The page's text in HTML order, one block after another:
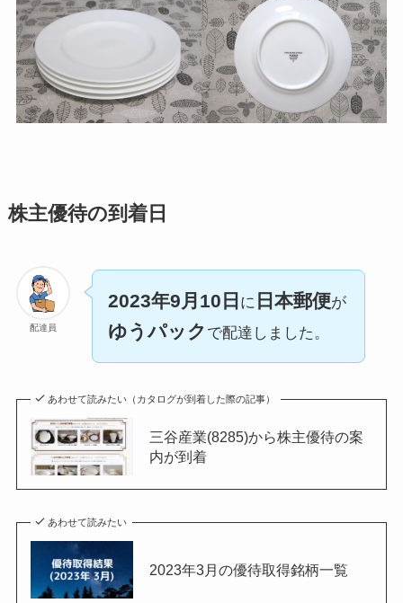
株主優待の到着日
配達員
2023年9月10日 に 日本郵便が
ゆうパック で配達しました。
あわせて読みたい（カタログが到着した際の記事）
三谷産業(8285)から株主優待の案
内が到着
あわせて読みたい
2023年3月の優待取得銘柄一覧